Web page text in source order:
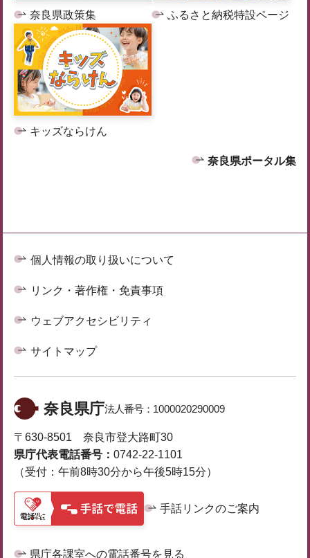
奈良県政策集 ふるさと納税特設ページ
キッズならけん
奈良県ポータル集
個人情報の取り扱いについて
リンク・著作権・免責事項
ウェブアクセシビリティ
サイトマップ
奈良県庁法人番号： 1000020290009
〒630-8501 奈良市登大路町30
県庁代表電話番号： 0742-22-1101
（受付：午前8時30分から午後5時15分）
手話リンクのご案内
県庁各課室への電話番号を見る